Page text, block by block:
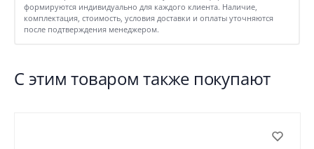
формируются индивидуально для каждого клиента. Наличие,
комплектация, стоимость, условия доставки и оплаты уточняются
после подтверждения менеджером.
С этим товаром также покупают